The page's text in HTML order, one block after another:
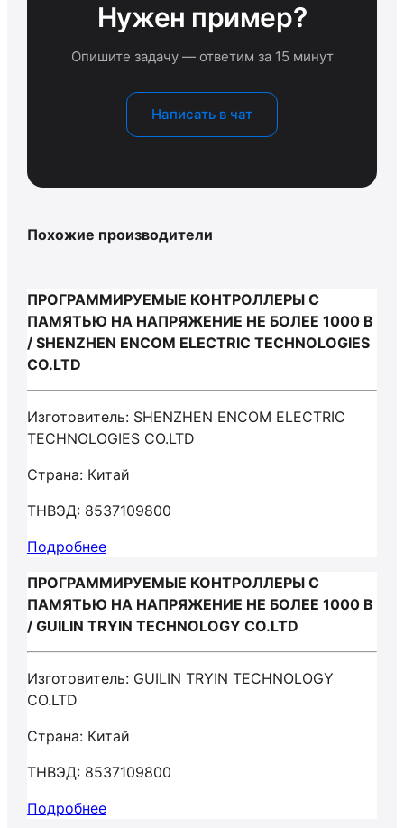
Нужен пример?
Опишите задачу — ответим за 15 минут
Написать в чат
Похожие производители
ПРОГРАММИРУЕМЫЕ КОНТРОЛЛЕРЫ С
ПАМЯТЬЮ НА НАПРЯЖЕНИЕ НЕ БОЛЕЕ 1000 В
/ SHENZHEN ENCOM ELECTRIC TECHNOLOGIES
CO.LTD
Изготовитель: SHENZHEN ENCOM ELECTRIC
TECHNOLOGIES CO.LTD
Страна: Китай
ТНВЭД: 8537109800
Подробнее
ПРОГРАММИРУЕМЫЕ КОНТРОЛЛЕРЫ С
ПАМЯТЬЮ НА НАПРЯЖЕНИЕ НЕ БОЛЕЕ 1000 В
/ GUILIN TRYIN TECHNOLOGY CO.LTD
Изготовитель: GUILIN TRYIN TECHNOLOGY
CO.LTD
Страна: Китай
ТНВЭД: 8537109800
Подробнее